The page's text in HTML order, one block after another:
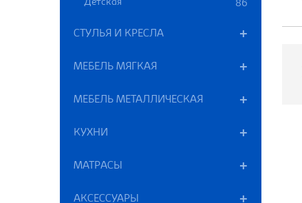
Детская 86
СТУЛЬЯ И КРЕСЛА
МЕБЕЛЬ МЯГКАЯ
МЕБЕЛЬ МЕТАЛЛИЧЕСКАЯ
КУХНИ
МАТРАСЫ
АКСЕССУАРЫ